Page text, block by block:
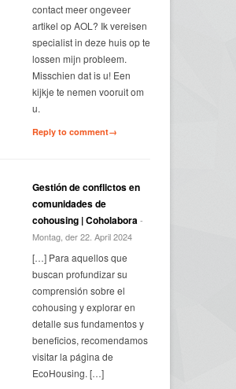
contact meer ongeveer
artikel op AOL? Ik vereisen
specialist in deze huis op te
lossen mijn probleem.
Misschien dat is u! Een
kijkje te nemen vooruit om
u.
Reply to comment→
Gestión de conflictos en
comunidades de
cohousing | Coholabora-
Montag, der 22. April 2024
[…] Para aquellos que
buscan profundizar su
comprensión sobre el
cohousing y explorar en
detalle sus fundamentos y
beneficios, recomendamos
visitar la página de
EcoHousing. […]